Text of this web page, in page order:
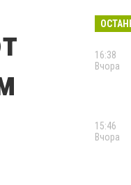
16:38
Вчора
15:46
Вчора